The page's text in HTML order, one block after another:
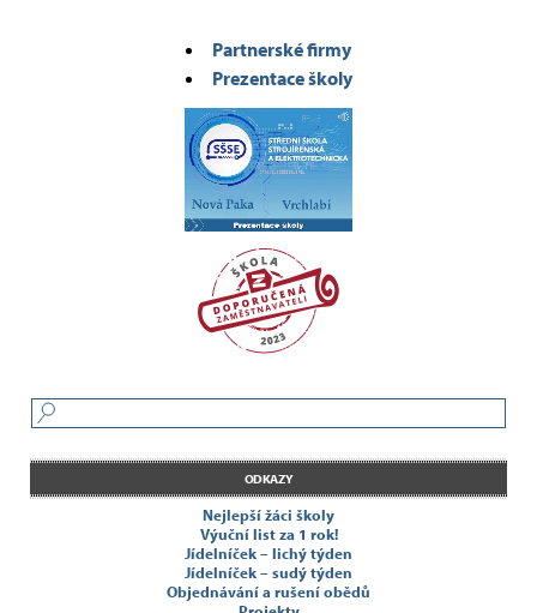
Partnerské firmy
Prezentace školy
ODKAZY
Nejlepší žáci školy
Výuční list za 1 rok!
Jídelníček – lichý týden
Jídelníček – sudý týden
Objednávání a rušení obědů